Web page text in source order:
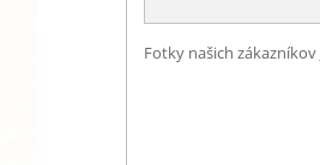
Fotky našich zákazníkov